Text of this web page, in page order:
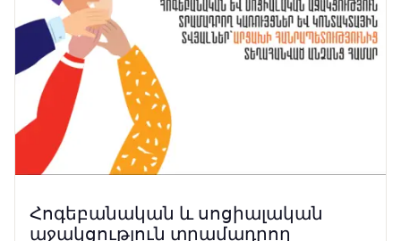
Հոգեբանական և սոցիալական
աջակցություն տրամադրող